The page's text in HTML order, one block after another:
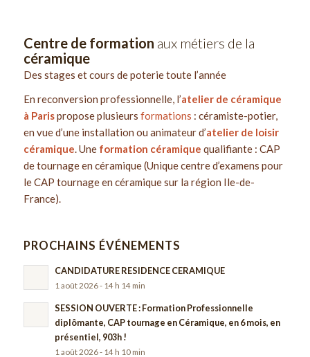
Centre de formation aux métiers de la
céramique
Des stages et cours de poterie toute l’année
En reconversion professionnelle, l’atelier de céramique
à Parispropose plusieurs formations : céramiste-potier,
en vue d’une installation ou animateur d’atelier de loisir
céramique. Une formation céramique qualifiante : CAP
de tournage en céramique (Unique centre d’examens pour
le CAP tournage en céramique sur la région Ile-de-
France).
PROCHAINS ÉVÉNEMENTS
CANDIDATURE RESIDENCE CERAMIQUE
1 août 2026 - 14 h 14 min
SESSION OUVERTE : Formation Professionnelle
diplômante, CAP tournage en Céramique, en 6 mois, en
présentiel, 903h !
1 août 2026 - 14 h 10 min